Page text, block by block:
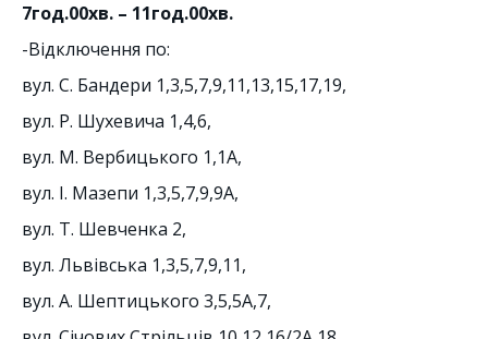
7год.00хв. – 11год.00хв.
-Відключення по:
вул. С. Бандери 1,3,5,7,9,11,13,15,17,19,
вул. Р. Шухевича 1,4,6,
вул. М. Вербицького 1,1А,
вул. І. Мазепи 1,3,5,7,9,9А,
вул. Т. Шевченка 2,
вул. Львівська 1,3,5,7,9,11,
вул. А. Шептицького 3,5,5А,7,